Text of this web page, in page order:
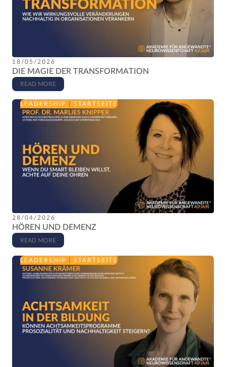
18/05/2026
DIE MAGIE DER TRANSFORMATION
READ MORE
28/04/2026
HÖREN UND DEMENZ
READ MORE
LEADERSHIP STARTSEITE
LEADERSHIP STARTSEITE